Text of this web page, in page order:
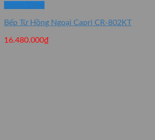
Quick View
Bếp Từ Hồng Ngoại Capri CR-802KT
16.480.000₫